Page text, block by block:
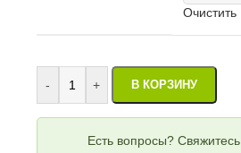
Очистить
- + В КОРЗИНУ
Есть вопросы?